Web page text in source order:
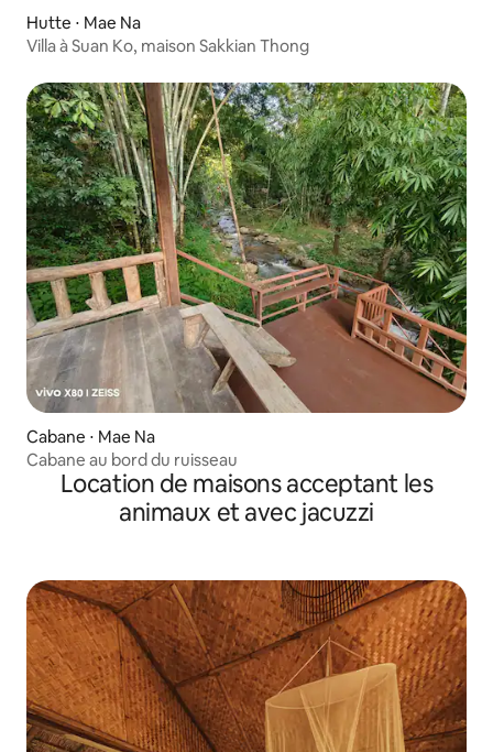
Hutte ⋅ Mae Na
Villa à Suan Ko, maison Sakkian Thong
Cabane ⋅ Mae Na
Cabane au bord du ruisseau
Location de maisons acceptant les
animaux et avec jacuzzi